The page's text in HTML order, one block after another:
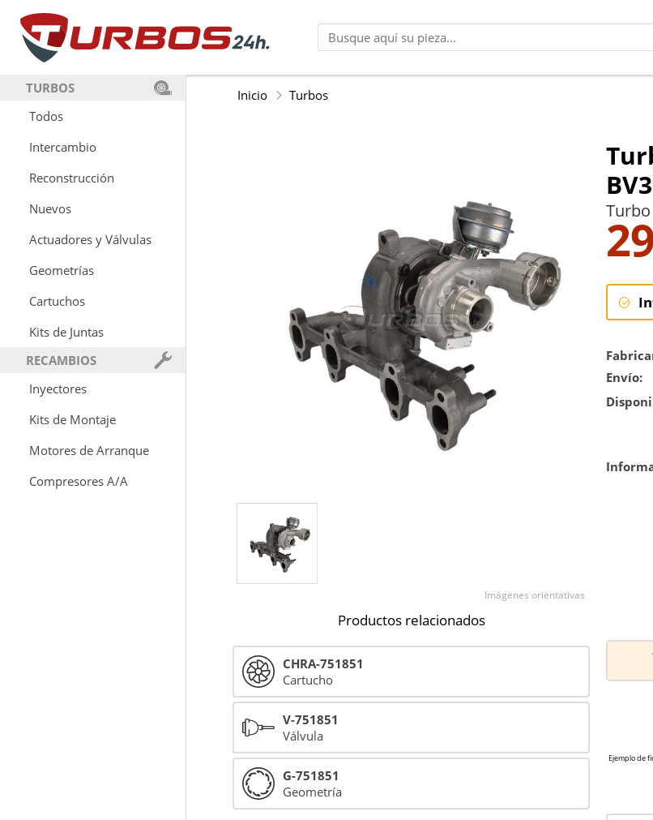
TURBOS
Todos
Intercambio
Reconstrucción
Nuevos
Actuadores y Válvulas
Geometrías
Cartuchos
Kits de Juntas
RECAMBIOS
Inyectores
Kits de Montaje
Motores de Arranque
Compresores A/A
Inicio Turbos
Turbo
Envío:
Imágenes orientativas
Productos relacionados
CHRA-751851
Cartucho
V-751851
Válvula
G-751851
Geometría